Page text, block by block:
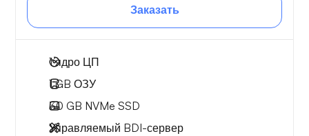
Заказать
1ядро ЦП
1 GB ОЗУ
30 GB NVMe SSD
Управляемый BDI-сервер